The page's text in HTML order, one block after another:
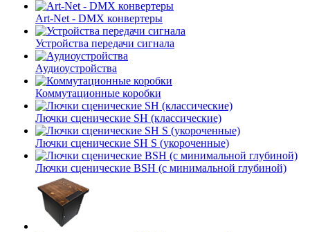
Art-Net - DMX конвертеры
Устройства передачи сигнала
Аудиоустройства
Коммутационные коробки
Лючки сценические SH (классические)
Лючки сценические SH S (укороченные)
Лючки сценические BSH (с минимальной глубиной)